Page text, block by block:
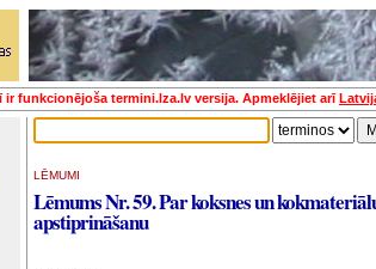
ir funkcionējoša termini.lza.lv versija. Apmeklējiet arī
LĒMUMI
Lēmums Nr. 59. Par koksnes un
apstiprināšanu